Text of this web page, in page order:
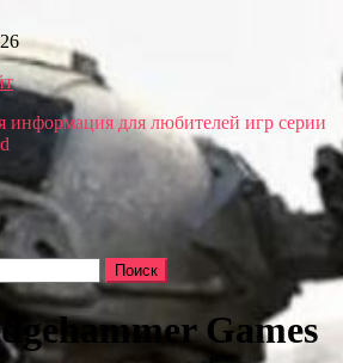
информация для любителей игр серии
Games